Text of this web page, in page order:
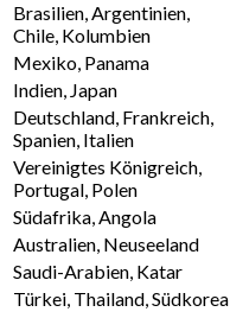
Brasilien, Argentinien,
Chile, Kolumbien
Mexiko, Panama
Indien, Japan
Deutschland, Frankreich,
Spanien, Italien
Vereinigtes Königreich,
Portugal, Polen
Südafrika, Angola
Australien, Neuseeland
Saudi-Arabien, Katar
Türkei, Thailand, Südkorea